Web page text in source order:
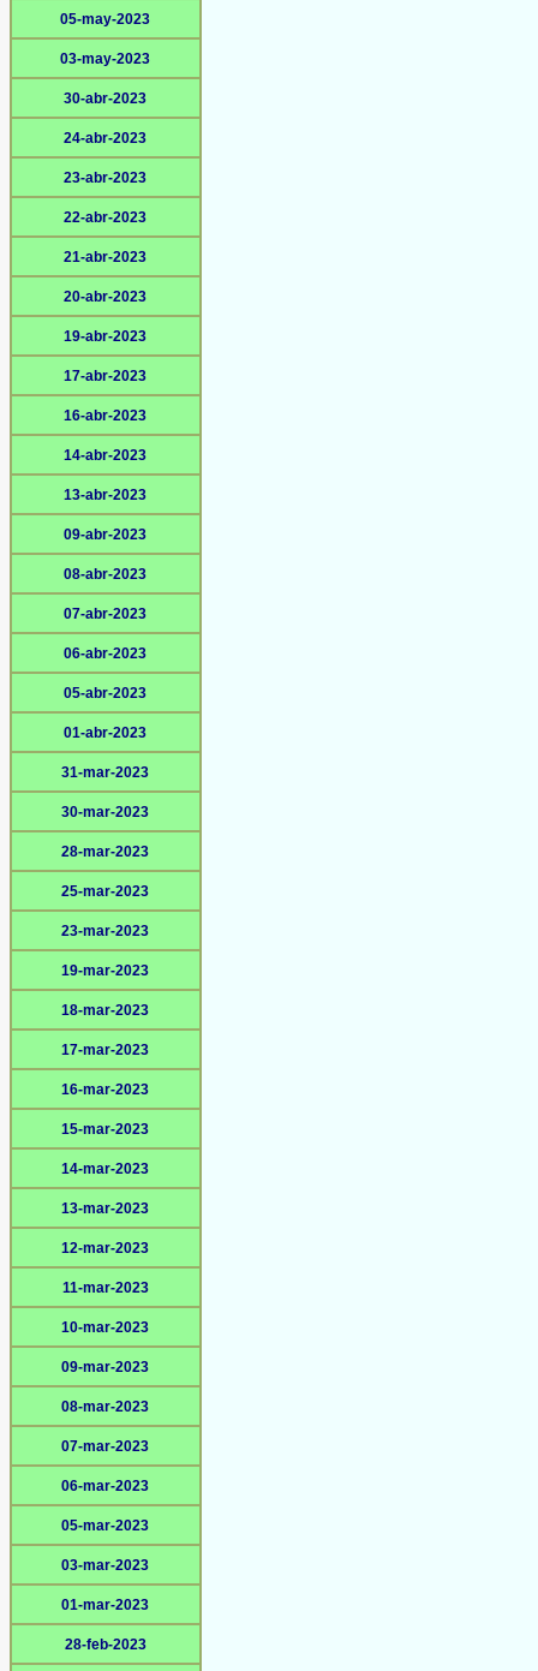
05-may-2023
03-may-2023
30-abr-2023
24-abr-2023
23-abr-2023
22-abr-2023
21-abr-2023
20-abr-2023
19-abr-2023
17-abr-2023
16-abr-2023
14-abr-2023
13-abr-2023
09-abr-2023
08-abr-2023
07-abr-2023
06-abr-2023
05-abr-2023
01-abr-2023
31-mar-2023
30-mar-2023
28-mar-2023
25-mar-2023
23-mar-2023
19-mar-2023
18-mar-2023
17-mar-2023
16-mar-2023
15-mar-2023
14-mar-2023
13-mar-2023
12-mar-2023
11-mar-2023
10-mar-2023
09-mar-2023
08-mar-2023
07-mar-2023
06-mar-2023
05-mar-2023
03-mar-2023
01-mar-2023
28-feb-2023